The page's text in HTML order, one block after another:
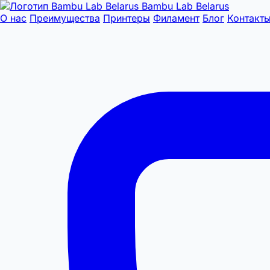
Bambu Lab Belarus
О нас Преимущества Принтеры Филамент Блог